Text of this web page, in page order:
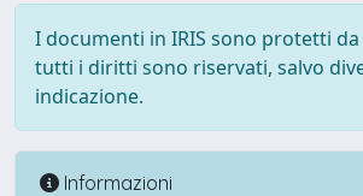
I documenti in IRIS sono protetti
tutti i diritti sono riservati, salvo
indicazione.
Informazioni